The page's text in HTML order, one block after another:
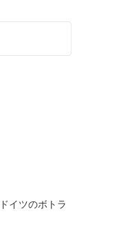
イツのボトラ